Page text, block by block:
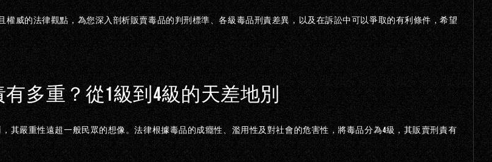
威的法律觀點，為您深入剖析販賣毒品的判刑標準、各級毒品刑責差異，以及在訴訟中可以爭取的有利條件，希望
有多重？從1級到4級的天差地別
其嚴重性遠超一般民眾的想像。法律根據毒品的成癮性、濫用性及對社會的危害性，將毒品分為4級，其販賣刑責有